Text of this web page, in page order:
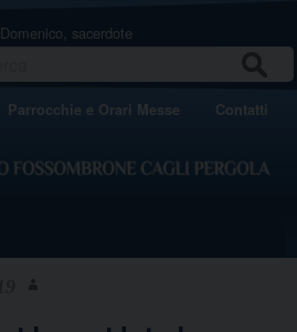
sacerdote
Parrocchie e Orari Messe Contatti